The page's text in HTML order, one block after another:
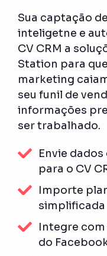
Sua captação
inteligetne e
CV CRM a
Station para
marketing
seu funil de
informações
ser trabalhado.
Envie
para o CV
Importe
simplificada
Integre
do